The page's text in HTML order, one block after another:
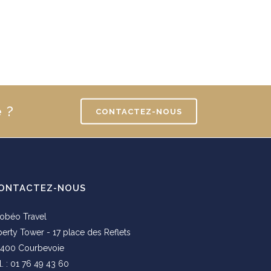
? CONTACTEZ-NOUS
NOUS
Travel
Tower - 17 place des Reflets
Courbevoie
: 01 76 49 43 60